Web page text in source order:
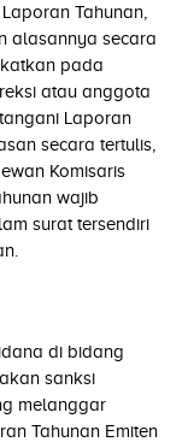
Tahunan,
alasannya secara
pada
atau anggota
Laporan
secara tertulis,
Komisaris
wajib
surat tersendiri
di bidang
sanksi
melanggar
Tahunan Emiten